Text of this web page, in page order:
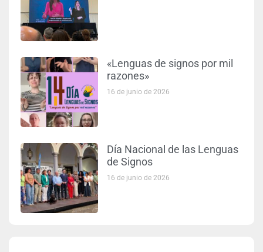
«Lenguas de signos por mil
razones»
16 de junio de 2026
Día Nacional de las Lenguas
de Signos
16 de junio de 2026